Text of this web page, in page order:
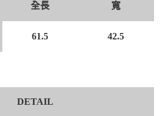
全長 寬
61.5 42.5
DETAIL